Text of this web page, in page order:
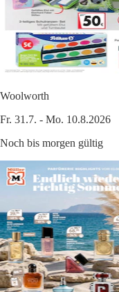
Woolworth
Fr. 31.7. - Mo. 10.8.2026
Noch bis morgen gültig